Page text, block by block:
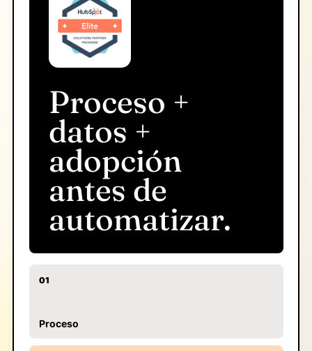
Proceso +
datos +
adopción
antes de
automatizar.
01
Proceso